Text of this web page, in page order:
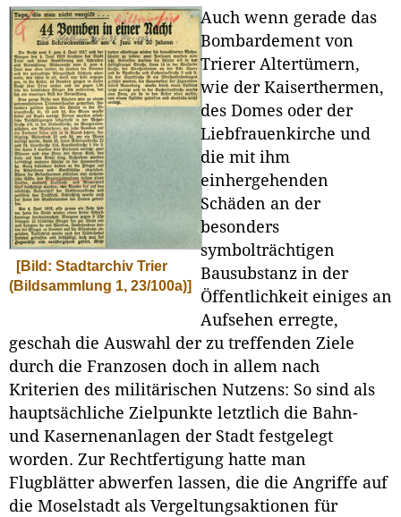
[Bild: Stadtarchiv Trier
(Bildsammlung 1, 23/100a)]
Auch wenn gerade das
Bombardement von
Trierer Altertümern,
wie der Kaiserthermen,
des Domes oder der
Liebfrauenkirche und
die mit ihm
einhergehenden
Schäden an der
besonders
symbolträchtigen
Bausubstanz in der
Öffentlichkeit einiges an
Aufsehen erregte,
geschah die Auswahl der zu treffenden Ziele
durch die Franzosen doch in allem nach
Kriterien des militärischen Nutzens: So sind als
hauptsächliche Zielpunkte letztlich die Bahn-
und Kasernenanlagen der Stadt festgelegt
worden. Zur Rechtfertigung hatte man
Flugblätter abwerfen lassen, die die Angriffe auf
die Moselstadt als Vergeltungsaktionen für